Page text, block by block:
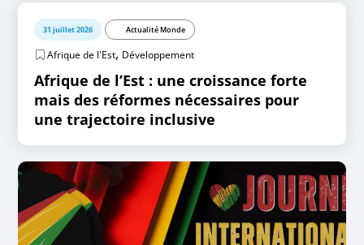
31 juillet 2026 Actualité Monde
Afrique de l'Est, Développement
Afrique de l’Est : une croissance forte
mais des réformes nécessaires pour
une trajectoire inclusive